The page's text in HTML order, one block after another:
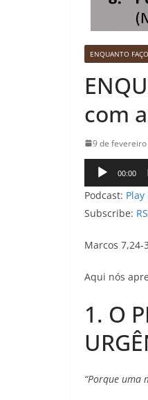
ENQUANTO
com
9 de fevereiro
Tocador
de
áudio
00:00
Podcast:
Subscribe:
Marcos 7,24-
Aqui nós
1. O
“Porque uma